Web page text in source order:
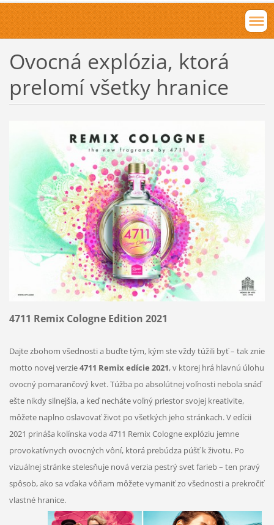
Ovocná explózia, ktorá
prelomí všetky hranice
4711 Remix Cologne Edition 2021
Dajte zbohom všednosti a buďte tým, kým ste vždy túžili byť – tak znie
motto novej verzie4711 Remix edície 2021, v ktorej hrá hlavnú úlohu
ovocný pomarančový kvet. Túžba po absolútnej voľnosti nebola snáď
ešte nikdy silnejšia, a keď necháte voľný priestor svojej kreativite,
môžete naplno oslavovať život po všetkých jeho stránkach. V edícii
2021 prináša kolínska voda 4711 Remix Cologne explóziu jemne
provokatívnych ovocných vôní, ktorá prebúdza púšť k životu. Po
vizuálnej stránke stelesňuje nová verzia pestrý svet farieb – ten pravý
spôsob, ako sa vďaka vôňam môžete vymaniť zo všednosti a prekročiť
vlastné hranice.